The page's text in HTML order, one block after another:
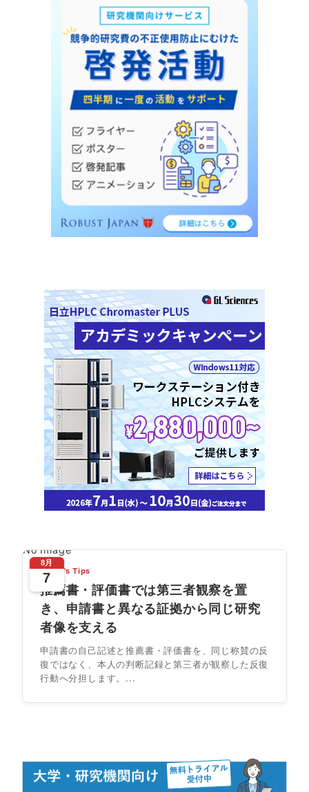
No Image
8月
7
Today's Tips
推薦書・評価書では第三者観察を置
き、申請書と異なる証拠から同じ研究
者像を支える
申請書の自己記述と推薦書・評価書を、同じ称賛の反
復ではなく、本人の判断記録と第三者が観察した反復
行動へ分担します。...